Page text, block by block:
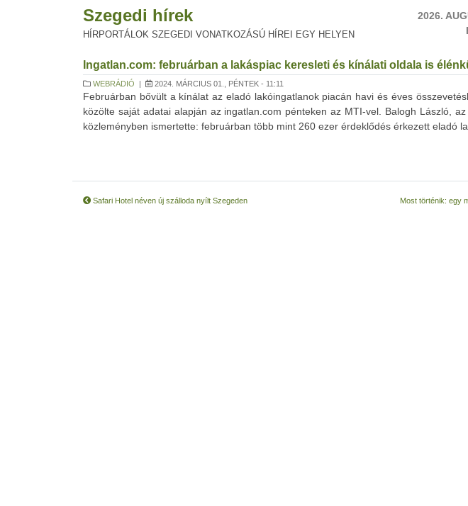
Szegedi hírek
HÍRPORTÁLOK SZEGEDI VONATKOZÁSÚ HÍREI EGY HELYEN
2026.
Ingatlan.com: februárban a lakáspiac keresleti és kínálati oldala is
WEBRÁDIÓ | 2024. MÁRCIUS 01., PÉNTEK - 11:11
Februárban bővült a kínálat az eladó lakóingatlanok piacán havi és éves
közölte saját adatai alapján az ingatlan.com pénteken az MTI-vel. Balogh László,
közleményben ismertette: februárban több mint 260 ezer érdeklődés érkezett eladó
Safari Hotel néven új szálloda nyílt Szegeden
Most történik: egy